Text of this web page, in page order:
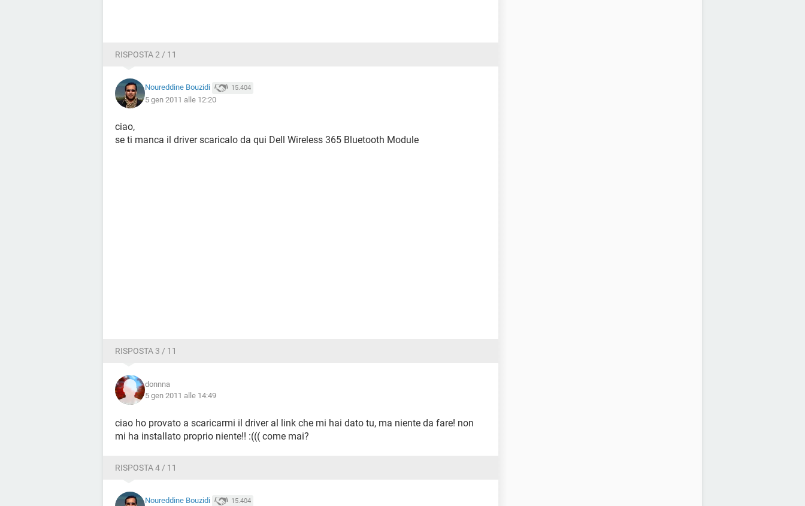
RISPOSTA 2 / 11
Noureddine Bouzidi 15.404
5 gen 2011 alle 12:20
ciao,
se ti manca il driver scaricalo da qui Dell Wireless 365 Bluetooth Module
RISPOSTA 3 / 11
donnna
5 gen 2011 alle 14:49
ciao ho provato a scaricarmi il driver al link che mi hai dato tu, ma niente da fare! non
mi ha installato proprio niente!! :((( come mai?
RISPOSTA 4 / 11
Noureddine Bouzidi 15.404